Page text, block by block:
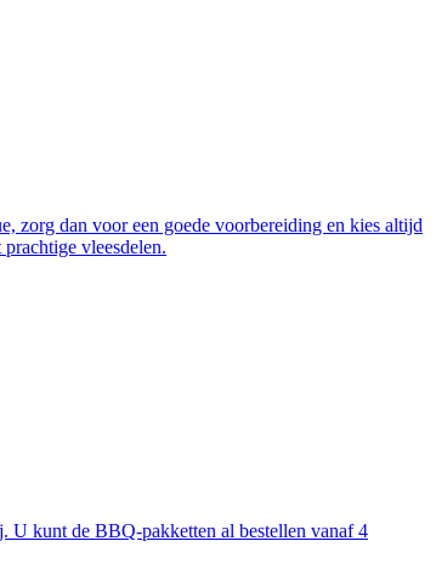
zorg dan voor een goede voorbereiding en kies altijd
vleesdelen.
U kunt de BBQ-pakketten al bestellen vanaf 4